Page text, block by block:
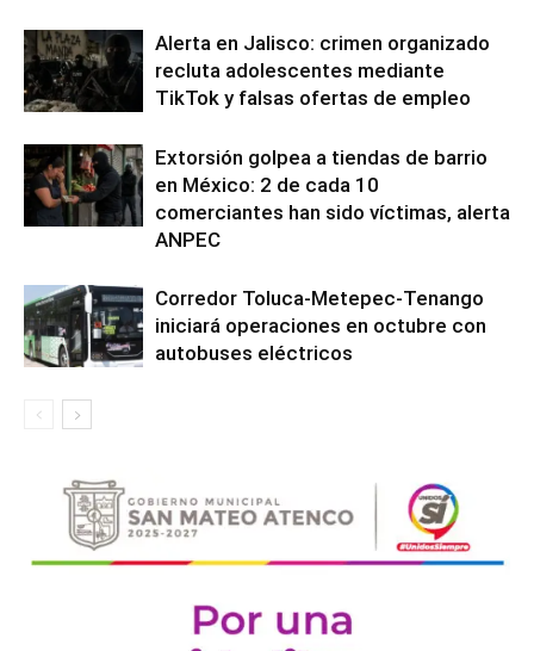
Alerta en Jalisco: crimen organizado
recluta adolescentes mediante
TikTok y falsas ofertas de empleo
Extorsión golpea a tiendas de barrio
en México: 2 de cada 10
comerciantes han sido víctimas, alerta
ANPEC
Corredor Toluca-Metepec-Tenango
iniciará operaciones en octubre con
autobuses eléctricos